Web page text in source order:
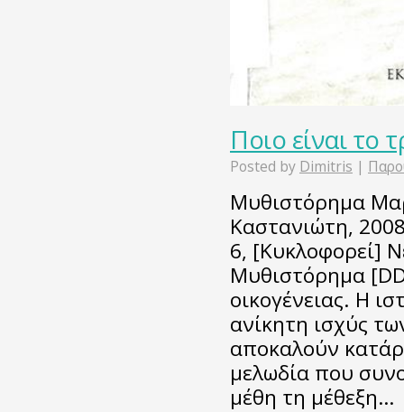
Ποιο είναι το
Posted by Dimitris |
Μυθιστόρημα
Καστανιώτη,
6, [Κυκλοφορεί]
Μυθιστόρημα
οικογένειας. Η
ανίκητη ισχύς
αποκαλούν
μελωδία που
μέθη τη μέθεξη…